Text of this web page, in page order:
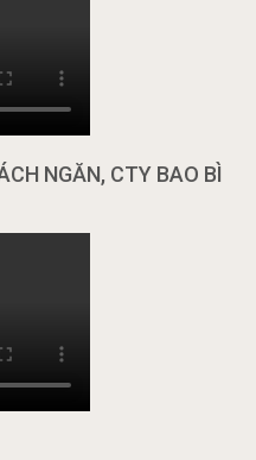
NGĂN, CTY BAO BÌ